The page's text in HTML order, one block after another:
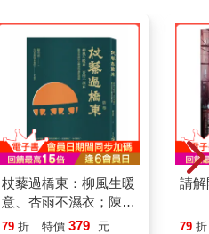
杖藜過橋東：柳風生暖
意、杏雨不濕衣；陳亮
恭談以心轉境的適齡漫
79 折 特價 379 元
請解
79 折